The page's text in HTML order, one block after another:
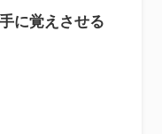
に覚えさせる